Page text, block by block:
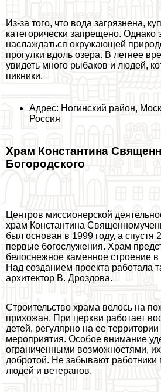
Из-за того, что вода загрязнена,
категорически запрещено. Однако
наслаждаться окружающей
прогулки вдоль озера. В летнее
увидеть много рыбаков и людей,
пикники.
Адрес: Ногинский район,
Россия
Храм Константина
Богородского
Центров миссионерской
храм Константина
был основан в 1999 году, а спустя
первые богослужения. Храм
белоснежное каменное строение в
Над созданием проекта работала
архитектор В. Дроздова.
Строительство храма велось на
прихожан. При церкви работает
детей, регулярно на ее
мероприятия. Особое внимание
ограниченными возможностями,
добротой. Не забывают
людей и ветеранов.